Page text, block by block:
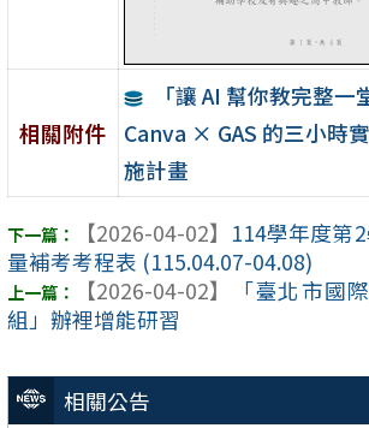
相關公告
相關附件
「讓 AI 幫你教完整
Canva × GAS 的三小時
施計畫
【2026-04-02】 114學年度第
量補考考程表 (115.04.07-04.08)
【2026-04-02】
「臺北市國
組」辦裡增能研習